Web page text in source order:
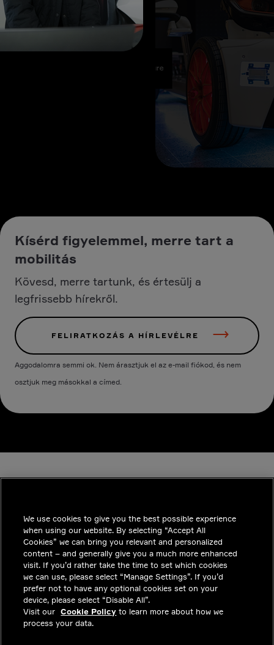
Kísérd figyelemmel, merre tart a
mobilitás
Kövesd, merre tartunk, és értesülj a
legfrissebb hírekről.
FELIRATKOZÁS A HÍRLEVÉLRE
Aggodalomra semmi ok. Nem árasztjuk el az e-mail fiókod, és nem
osztjuk meg másokkal a címed.
INDUSTRIES
INSIGHTS
MEGOLDÁSOK
KARRIER
BEFEKTETŐK
We use cookies to give you the best possible experience
when using our website. By selecting “Accept All
Cookies” we can bring you relevant and personalized
content – and generally give you a much more enhanced
visit. If you’d rather take the time to set which cookies
we can use, please select “Manage Settings”. If you’d
prefer not to have any optional cookies set on your
device, please select “Disable All”.
Visit our Cookie Policy to learn more about how we
process your data.